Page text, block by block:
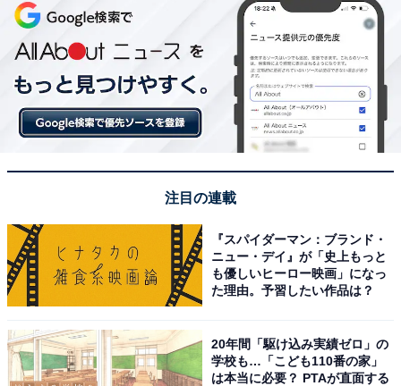
1位：慶應義塾大学／104票
100票を超える圧倒的な支持を集めたのは慶應義塾大学
でした。洗練された都会的なイメージと、私立大学とし
て屈指の歴史と伝統を誇ります。卒業生組織「三田会」
の強固な結束力や圧倒的な就職実績、また政財界に多く
の著名人を輩出している点から、周囲に「最も自慢でき
る」と感じさせるブランド力があるようです。
「慶應というだけで印象よくみられそうなので」
注目の連載
『スパイダーマン：ブランド・
ニュー・デイ』が「史上もっと
も優しいヒーロー映画」になっ
た理由。予習したい作品は？
20年間「駆け込み実績ゼロ」の
学校も…「こども110番の家」
は本当に必要？ PTAが直面する